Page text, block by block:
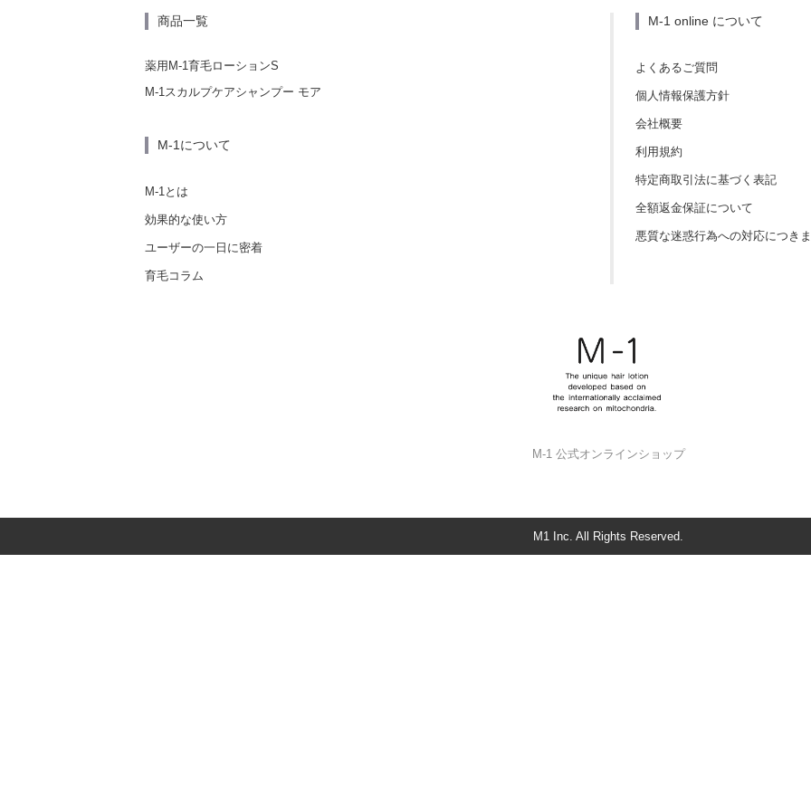
商品一覧
薬用M-1育毛ローションS
M-1スカルプケアシャンプー モア
M-1について
M-1とは
効果的な使い方
ユーザーの一日に密着
育毛コラム
M-1 online について
よくあるご質問
個人情報保護方針
会社概要
利用規約
特定商取引法に基づく表記
全額返金保証について
悪質な迷惑行為への対応につき
M-1 公式オンラインショップ
M1 Inc. All Rights Reserved.